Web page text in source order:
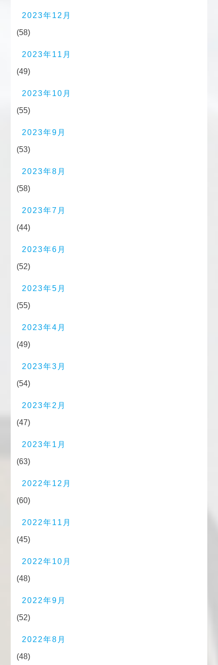
2023年12月
(58)
2023年11月
(49)
2023年10月
(55)
2023年9月
(53)
2023年8月
(58)
2023年7月
(44)
2023年6月
(52)
2023年5月
(55)
2023年4月
(49)
2023年3月
(54)
2023年2月
(47)
2023年1月
(63)
2022年12月
(60)
2022年11月
(45)
2022年10月
(48)
2022年9月
(52)
2022年8月
(48)